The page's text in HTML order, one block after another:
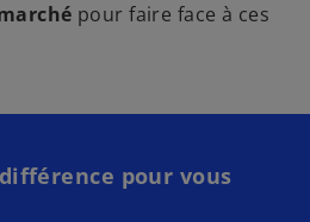
pour faire face à ces
pour vous